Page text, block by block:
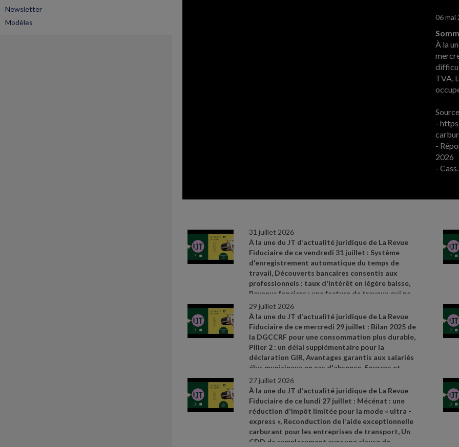
Newsletter
Modèles
06 mai
À la
TVA,
-
-
2026
-
31 juillet 2026
À la une du JT d’actualité juridique de La Revue
Fiduciaire de ce vendredi 31 juillet : Système
d'enregistrement automatique du temps de
travail, Découverts bancaires consentis aux
professionnels : taux d'intérêt en légère baisse,
Revenus fonciers : une facture de travaux qui ne
convainc pas. Sources et références par ordre
d’apparition à l’écran :- CAA Marseille n°
24MA03292 du 28 mai 2026- Cass. soc. 8 juillet
2026, n° 24- 17481 D - Cass civ., 3e ch., 11 juin
2026, n° 24 - 19326 - Cass. soc. 17 juin 2026, n° 24
21533 FD- Avis relatif à l'application des articles
L. 314- 6 du code de la consommation et L. 313
l'usure du 26 juin 2026, JO du 28, texte 53
Lyon n° 25LY02478 du 30 juin 2026
29 juillet 2026
À la une du JT d’actualité juridique de La Revue
Fiduciaire de ce mercredi 29 juillet : Bilan 2025 de
la DGCCRF pour une consommation plus durable,
Pilier 2 : un délai supplémentaire pour la
déclaration GIR, Avantages garantis aux salariés
élus municipaux en cas d'absence. Sources et
références par ordre d’apparition à l’écran :
https://www.economie.gouv.fr/dgccrf/actualites
dgccrf/bilan- 2025- de- la- dgccrf- pour - une
consommation- plus- durable- des- avancees
concretes - au- service- des- consommateurs-
et- de- la- Communiqué de presse du
Gouvernement du 8 juillet 2026, n° 887 - Décret
27 juillet 2026
À la une du JT d’actualité juridique de La Revue
Fiduciaire de ce lundi 27 juillet : Mécénat : une
réduction d'impôt limitée pour la mode « ultra -
express », Reconduction de l’aide exceptionnelle
carburant pour les entreprises de transport, Un
CDD de remplacement avec une clause de